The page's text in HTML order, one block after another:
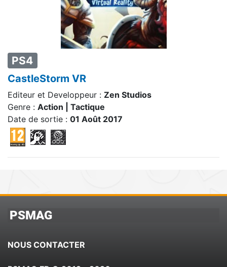
PS4
CastleStorm VR
Editeur et Developpeur : Zen Studios
Genre : Action | Tactique
Date de sortie : 01 Août 2017
PSMAG
NOUS CONTACTER